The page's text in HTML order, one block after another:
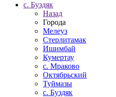
c. Буздяк
Назад
Города
Мелеуз
Стерлитамак
Ишимбай
Кумертау
c. Мраково
Октябрьский
Туймазы
c. Буздяк